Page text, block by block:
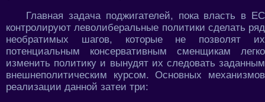
Главная задача поджигателей, пока власть в ЕС
контролируют леволиберальные политики сделать ряд
необратимых шагов, которые не позволят их
потенциальным консервативным сменщикам легко
изменить политику и вынудят их следовать заданным
внешнеполитическим курсом. Основных механизмов
реализации данной затеи три: